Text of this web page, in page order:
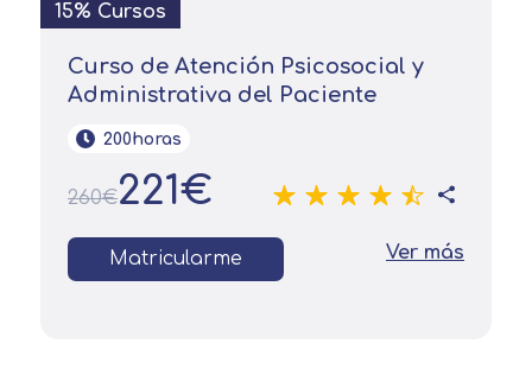
15% Cursos
Curso de Atención Psicosocial y
Administrativa del Paciente
200horas
260€221€
Matricularme Ver más